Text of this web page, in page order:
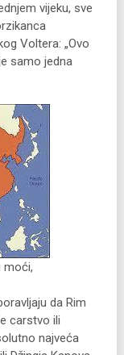
vijeku, sve
Voltera: „Ovo
samo jedna
moći,
da Rim
carstvo ili
najveća